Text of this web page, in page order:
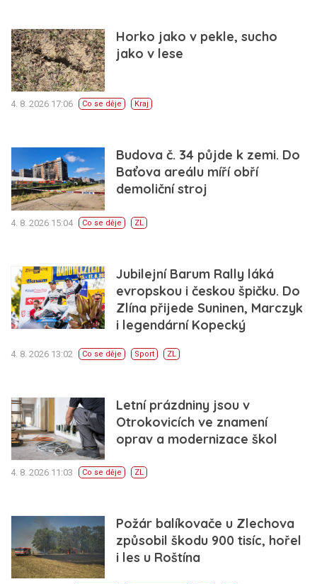
Horko jako v pekle, sucho
jako v lese
4. 8. 2026 17:06 Co se děje Kraj
Budova č. 34 půjde k zemi. Do
Baťova areálu míří obří
demoliční stroj
4. 8. 2026 15:04 Co se děje ZL
Jubilejní Barum Rally láká
evropskou i českou špičku. Do
Zlína přijede Suninen, Marczyk
i legendární Kopecký
4. 8. 2026 13:02 Co se děje Sport ZL
Letní prázdniny jsou v
Otrokovicích ve znamení
oprav a modernizace škol
4. 8. 2026 11:03 Co se děje ZL
Požár balíkovače u Zlechova
způsobil škodu 900 tisíc, hořel
i les u Roštína